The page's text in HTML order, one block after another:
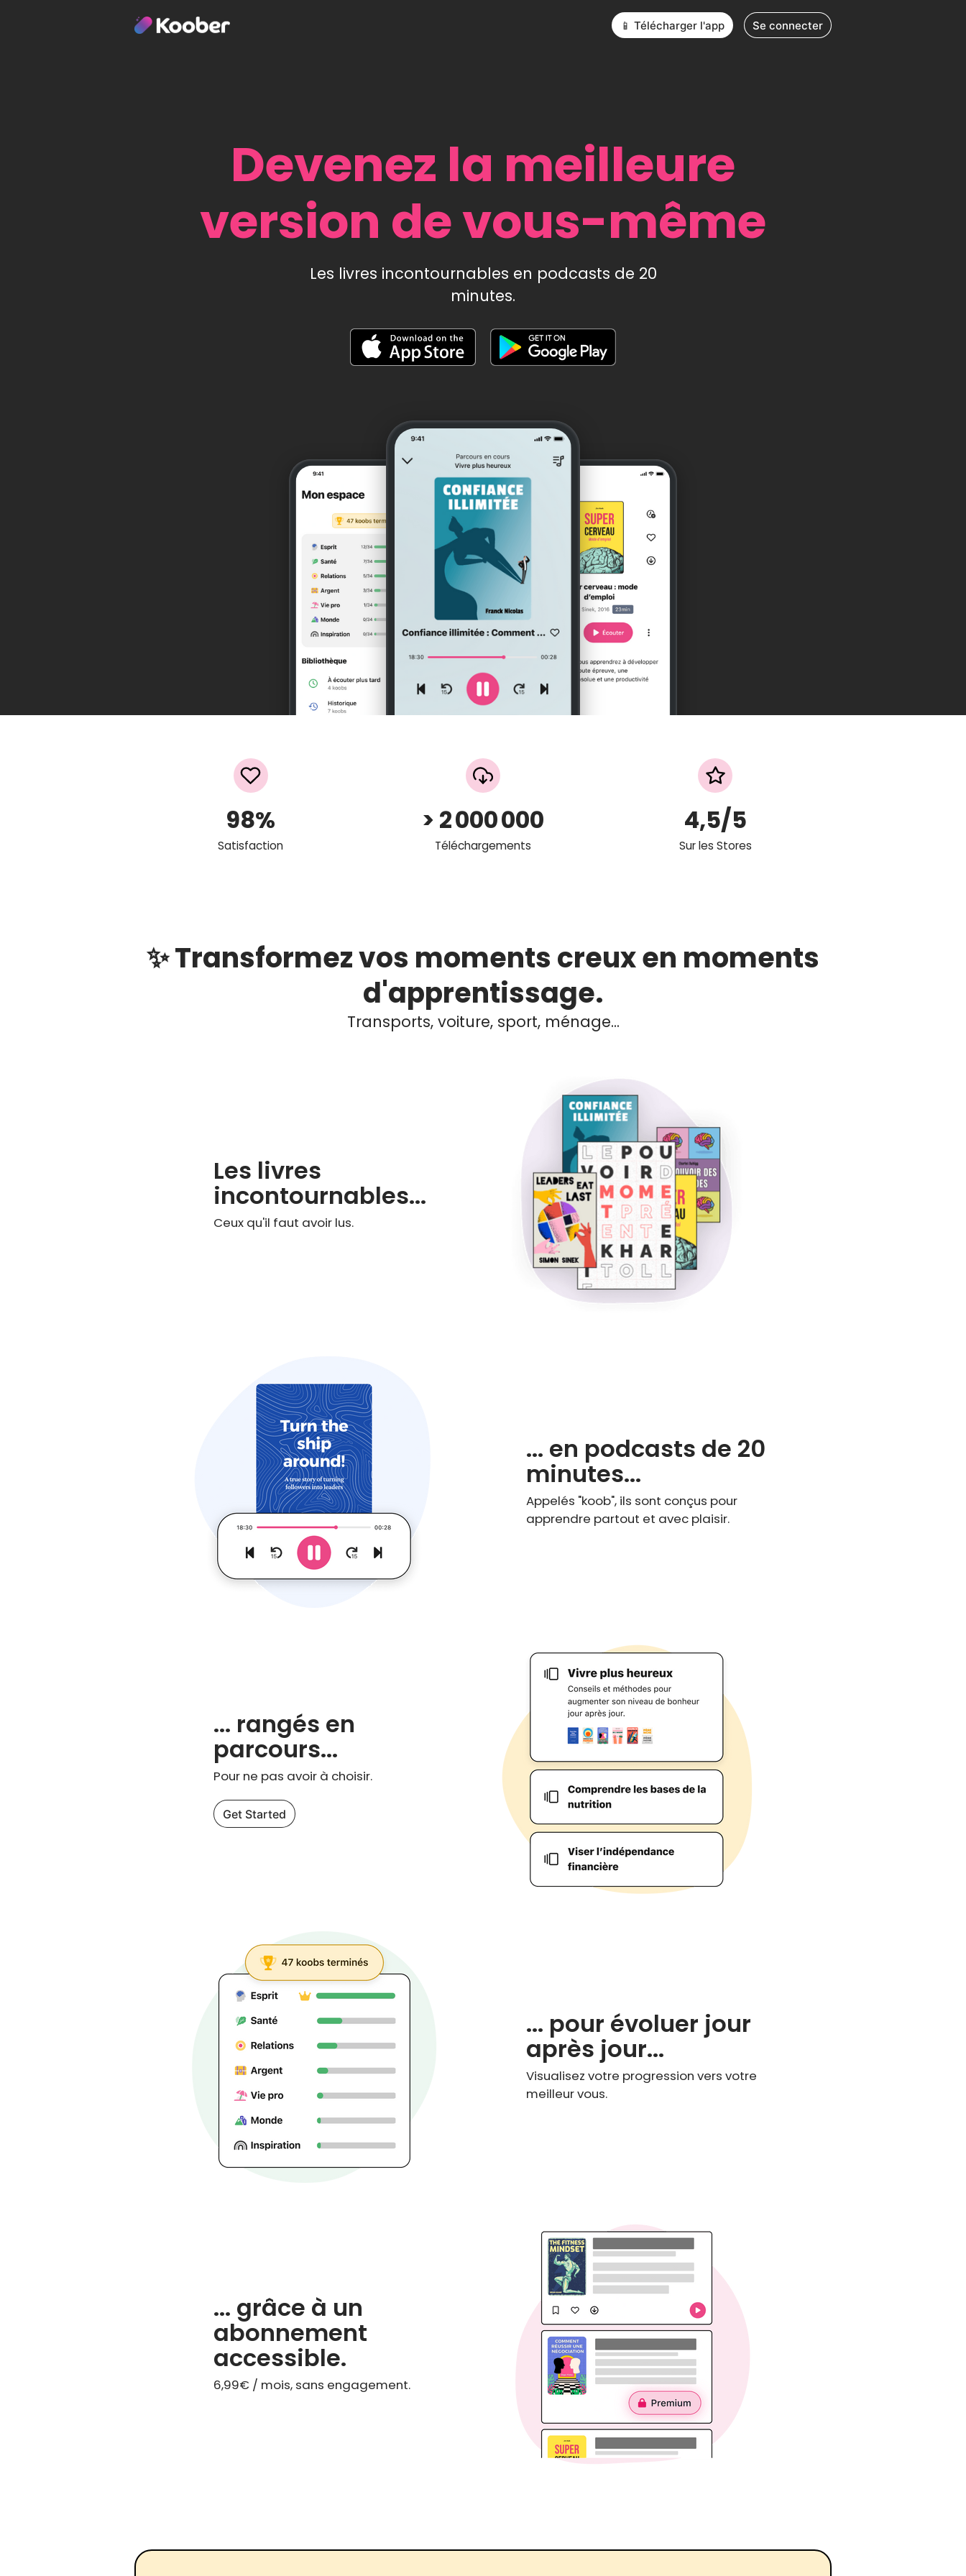
📱 Télécharger l'app Se connecter
Devenez la meilleure
version de vous-même
Les livres incontournables en podcasts de 20
minutes.
98%
Satisfaction
> 2 000 000
Téléchargements
4,5/5
Sur les Stores
✨ Transformez vos moments creux en moments
d'apprentissage.
Transports, voiture, sport, ménage...
Les livres
incontournables...
Ceux qu'il faut avoir lus.
... en podcasts de 20
minutes...
Appelés "koob", ils sont conçus pour
apprendre partout et avec plaisir.
... rangés en
parcours...
Pour ne pas avoir à choisir.
Get Started
... pour évoluer jour
après jour...
Visualisez votre progression vers votre
meilleur vous.
... grâce à un
abonnement
accessible.
6,99€ / mois, sans engagement.